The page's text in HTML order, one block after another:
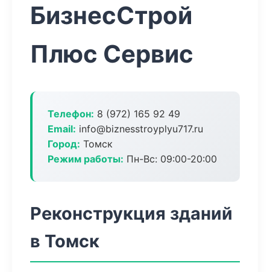
БизнесСтрой
Плюс Сервис
Телефон: 8 (972) 165 92 49
Email: info@biznesstroyplyu717.ru
Город: Томск
Режим работы: Пн-Вс: 09:00-20:00
Реконструкция зданий
в Томск